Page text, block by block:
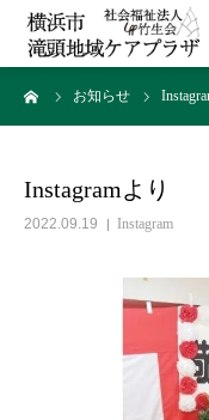
お知らせ
Instagramより
2022.09.19 Instagram
HOME
施設概要